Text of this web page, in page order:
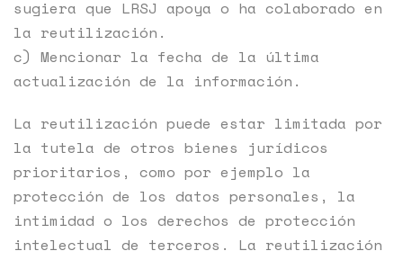
sugiera que LRSJ apoya o ha colaborado en
la reutilización.
c) Mencionar la fecha de la última
actualización de la información.
La reutilización puede estar limitada por
la tutela de otros bienes jurídicos
prioritarios, como por ejemplo la
protección de los datos personales, la
intimidad o los derechos de protección
intelectual de terceros. La reutilización